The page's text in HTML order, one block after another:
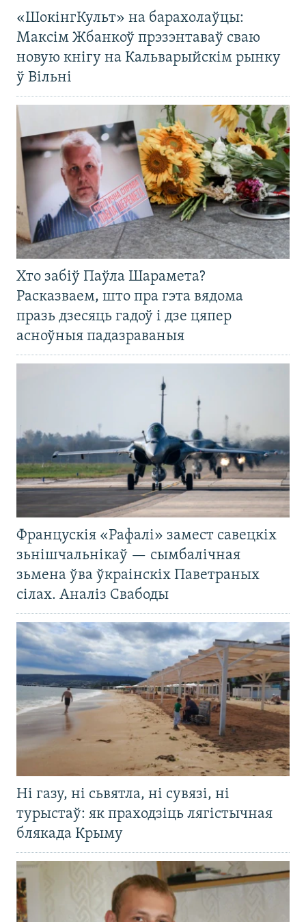
«ШокінгКульт» на барахолаўцы:
Максім Жбанкоў прэзэнтаваў сваю
новую кнігу на Кальварыйскім рынку
ў Вільні
Хто забіў Паўла Шарамета?
Расказваем, што пра гэта вядома
празь дзесяць гадоў і дзе цяпер
асноўныя падазраваныя
Францускія «Рафалі» замест савецкіх
зьнішчальнікаў — сымбалічная
зьмена ўва ўкраінскіх Паветраных
сілах. Аналіз Свабоды
Ні газу, ні сьвятла, ні сувязі, ні
турыстаў: як праходзіць лягістычная
блякада Крыму